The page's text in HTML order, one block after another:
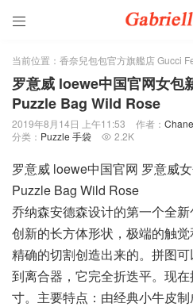

当前位置： 香奈兒包包官方旗艦店 Gucci
罗意威 loewe中国官网女包
Puzzle Bag Wild Rose
2019年8月14日 上午11:53 作者：
分类： Puzzle 手袋  2.2K
罗意威 loewe中国官网 罗意威
Puzzle Bag Wild Rose
乔纳森安德森设计的第一个全
创新的长方体形状，极端的触
精确的切割创造出来的。拼图
到离合器，它完全折迭平。现
寸。主要特点：由经典小牛皮